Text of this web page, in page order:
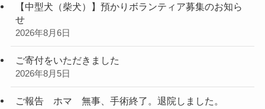
【中型犬（柴犬）】預かりボランティア募集のお知ら
せ
2026年8月6日
ご寄付をいただきました
2026年8月5日
ご報告 ホマ 無事、手術終了。退院しました。